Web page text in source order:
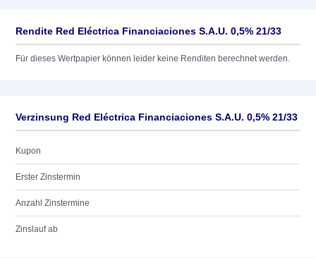
Rendite Red Eléctrica Financiaciones S.A.U. 0,5% 21/33
Für dieses Wertpapier können leider keine Renditen berechnet werden.
Verzinsung Red Eléctrica Financiaciones S.A.U. 0,5% 21/33
Kupon
Erster Zinstermin
Anzahl Zinstermine
Zinslauf ab